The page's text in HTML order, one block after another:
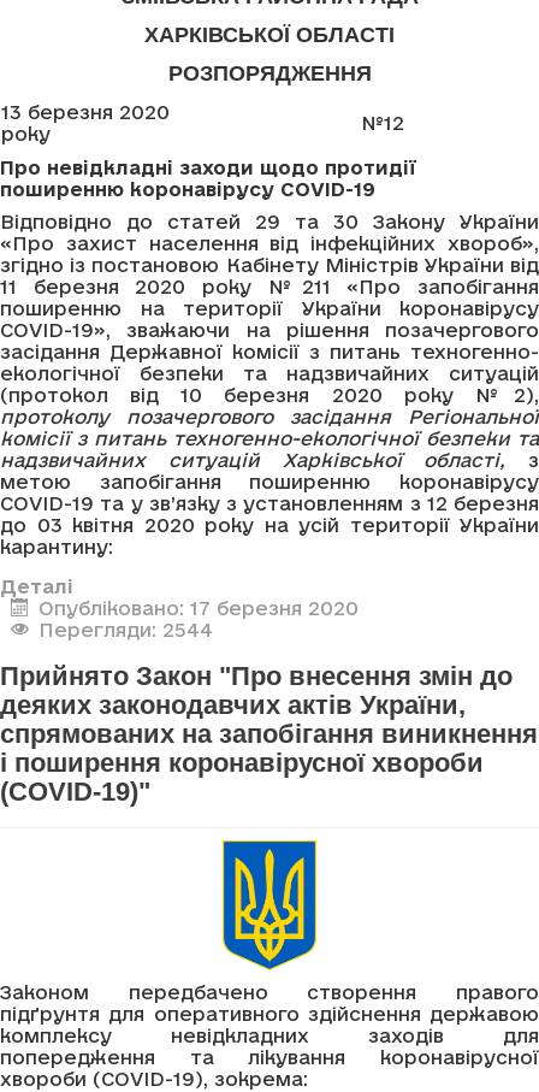
ХАРКІВСЬКОЇ ОБЛАСТІ
РОЗПОРЯДЖЕННЯ
13 березня 2020
року
№12
Про невідкладні заходи щодо протидії
поширенню коронавірусу COVID-19
Відповідно до статей 29 та 30 Закону України
«Про захист населення від інфекційних хвороб»,
згідно із постановою Кабінету Міністрів України від
11 березня 2020 року №211 «Про запобігання
поширенню на території України коронавірусу
COVID-19», зважаючи на рішення позачергового
засідання Державної комісії з питань техногенно-
екологічної безпеки та надзвичайних ситуацій
(протокол від 10 березня 2020 року №2),
протоколу позачергового засідання Регіональної
комісії з питань техногенно-екологічної безпеки та
надзвичайних ситуацій Харківської області, з
метою запобігання поширенню коронавірусу
COVID-19 та у зв’язку з установленням з 12 березня
до 03 квітня 2020 року на усій території України
карантину:
Деталі
Опубліковано: 17 березня 2020
Перегляди: 2544
Прийнято Закон "Про внесення змін до
деяких законодавчих актів України,
спрямованих на запобігання виникнення
і поширення коронавірусної хвороби
(COVID-19)"
Законом передбачено створення правого
підґрунтя для оперативного здійснення державою
комплексу невідкладних заходів для
попередження та лікування коронавірусної
хвороби (COVID-19), зокрема: